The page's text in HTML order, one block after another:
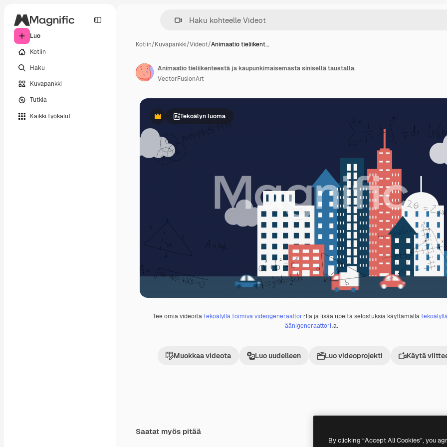
Luo
Kotiin
Haku
Kuvapankki
Tutkia
Kaikki työkalut
Kotiin/Kuvapankki/Videot/Animaatio tieliikent…
PremiumTekoälyn luoma
Tee omia videoitatekoälyllä toimiva videogeneraattori:lla ja lisää upeita selostuksia käyttämällä
äänigeneraattori:a.
Muokkaa videota Luo uudelleen Luo videoprojekti Käytä
Animaatio tieliikenteestä ja kaupunkimaisemasta sinisellä taustalla.
VectorFusionArt
Saatat myös pitää
Tekoälyn luoma
By clicking “Accept All Cookies”, you